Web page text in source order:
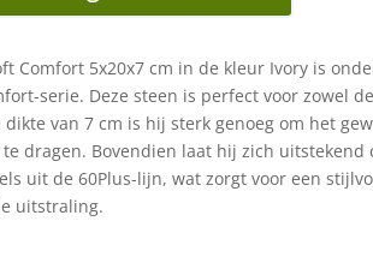
Comfort 5x20x7 cm in de kleur Ivory is
serie. Deze steen is perfect voor zowel
van 7 cm is hij sterk genoeg om het
te dragen. Bovendien laat hij zich uitstekend
uit de 60Plus-lijn, wat zorgt voor een
uitstraling.